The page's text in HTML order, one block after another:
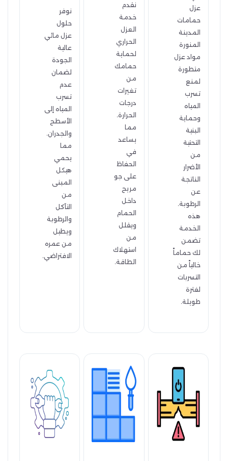
عزل
حمامات
المدينة
المنورة
مواد عزل
متطورة
لمنع
تسرب
المياه
وحماية
البنية
التحتية
من
الأضرار
الناتجة
عن
الرطوبة.
هذه
الخدمة
تضمن
لك حماماً
خالياً من
التسربات
لفترة
طويلة.
نقدم
خدمة
العزل
الحراري
لحماية
حمامك
من
تغيرات
درجات
الحرارة.
مما
يساعد
في
الحفاظ
على جو
مريح
داخل
الحمام
ويقلل
من
استهلاك
الطاقة.
نوفر
حلول
عزل مائي
عالية
الجودة
لضمان
عدم
تسرب
المياه إلى
الأسطح
والجدران.
مما
يحمي
هيكل
المبنى
من
التآكل
والرطوبة
ويطيل
من عمره
الافتراضي.